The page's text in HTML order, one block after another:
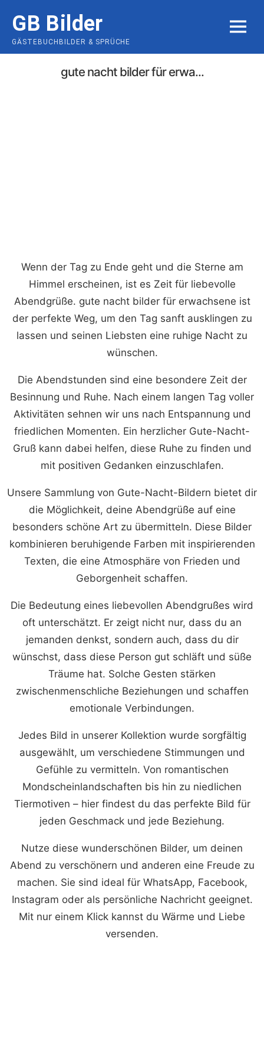
content
GB Bilder
GÄSTEBUCHBILDER & SPRÜCHE
MENU
gute nacht bilder für erwa...
Wenn der Tag zu Ende geht und die Sterne am
Himmel erscheinen, ist es Zeit für liebevolle
Abendgrüße. gute nacht bilder für erwachsene ist
der perfekte Weg, um den Tag sanft ausklingen zu
lassen und seinen Liebsten eine ruhige Nacht zu
wünschen.
Die Abendstunden sind eine besondere Zeit der
Besinnung und Ruhe. Nach einem langen Tag voller
Aktivitäten sehnen wir uns nach Entspannung und
friedlichen Momenten. Ein herzlicher Gute-Nacht-
Gruß kann dabei helfen, diese Ruhe zu finden und
mit positiven Gedanken einzuschlafen.
Unsere Sammlung von Gute-Nacht-Bildern bietet dir
die Möglichkeit, deine Abendgrüße auf eine
besonders schöne Art zu übermitteln. Diese Bilder
kombinieren beruhigende Farben mit inspirierenden
Texten, die eine Atmosphäre von Frieden und
Geborgenheit schaffen.
Die Bedeutung eines liebevollen Abendgrußes wird
oft unterschätzt. Er zeigt nicht nur, dass du an
jemanden denkst, sondern auch, dass du dir
wünschst, dass diese Person gut schläft und süße
Träume hat. Solche Gesten stärken
zwischenmenschliche Beziehungen und schaffen
emotionale Verbindungen.
Jedes Bild in unserer Kollektion wurde sorgfältig
ausgewählt, um verschiedene Stimmungen und
Gefühle zu vermitteln. Von romantischen
Mondscheinlandschaften bis hin zu niedlichen
Tiermotiven – hier findest du das perfekte Bild für
jeden Geschmack und jede Beziehung.
Nutze diese wunderschönen Bilder, um deinen
Abend zu verschönern und anderen eine Freude zu
machen. Sie sind ideal für WhatsApp, Facebook,
Instagram oder als persönliche Nachricht geeignet.
Mit nur einem Klick kannst du Wärme und Liebe
versenden.